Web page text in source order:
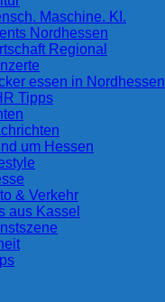
Maschine. KI.
Nordhessen
Regional
essen in Nordhessen
Tipps
um Hessen
& Verkehr
aus Kassel